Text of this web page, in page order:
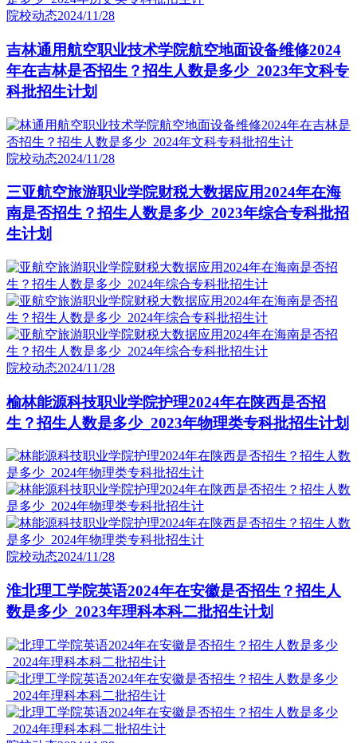
院校动态2024/11/28
吉林通用航空职业技术学院航空地面设备维修2024
年在吉林是否招生？招生人数是多少_2023年文科专
科批招生计划
院校动态2024/11/28
三亚航空旅游职业学院财税大数据应用2024年在海
南是否招生？招生人数是多少_2023年综合专科批招
生计划
院校动态2024/11/28
榆林能源科技职业学院护理2024年在陕西是否招
生？招生人数是多少_2023年物理类专科批招生计划
院校动态2024/11/28
淮北理工学院英语2024年在安徽是否招生？招生人
数是多少_2023年理科本科二批招生计划